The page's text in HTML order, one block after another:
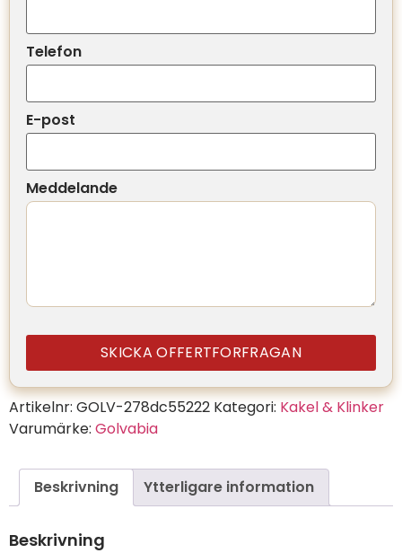
Telefon
E-post
Meddelande
SKICKA OFFERTFORFRAGAN
Artikelnr: GOLV-278dc55222 Kategori: Kakel & Klinker
Varumärke: Golvabia
Beskrivning Ytterligare information
Beskrivning